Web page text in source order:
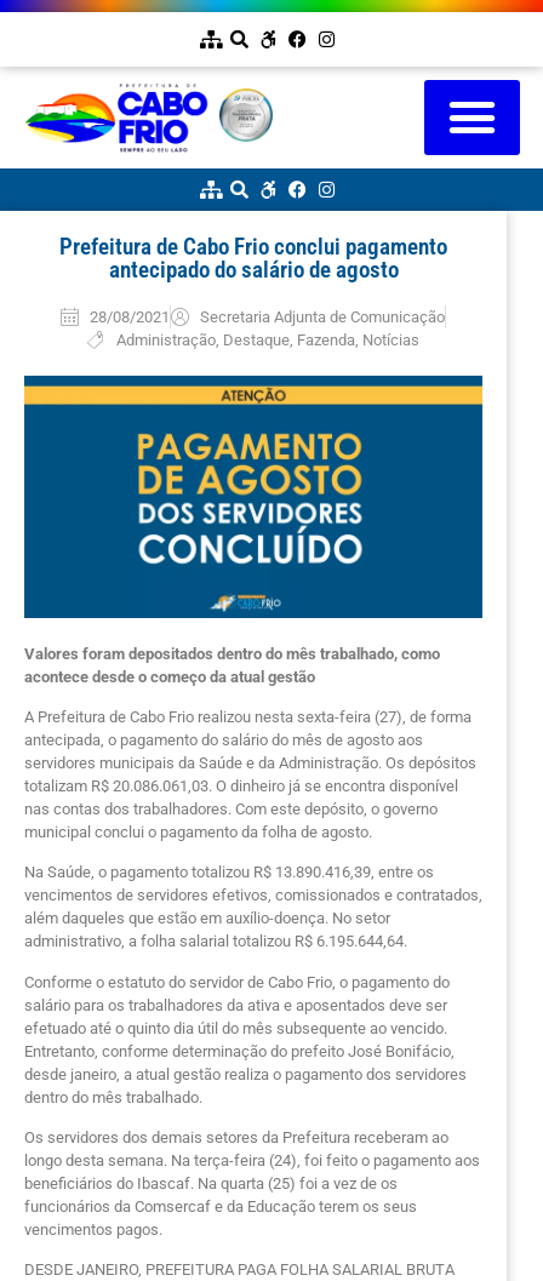
Prefeitura de Cabo Frio conclui pagamento
antecipado do salário de agosto
28/08/2021
Secretaria Adjunta de Comunicação
Administração, Destaque, Fazenda Notícias
Valores foram depositados dentro do mês trabalhado, como
acontece desde o começo da atual gestão
A Prefeitura de Cabo Frio realizou nesta sexta-feira (27), de forma
antecipada, o pagamento do salário do mês de agosto aos
servidores municipais da Saúde e da Administração. Os depósitos
totalizam R$ 20.086.061,03. O dinheiro já se encontra disponível
nas contas dos trabalhadores. Com este depósito, o governo
municipal conclui o pagamento da folha de agosto.
Na Saúde, o pagamento totalizou R$ 13.890.416,39, entre os
vencimentos de servidores efetivos, comissionados e contratados,
além daqueles que estão em auxílio-doença. No setor
administrativo, a folha salarial totalizou R$ 6.195.644,64.
Conforme o estatuto do servidor de Cabo Frio, o pagamento do
salário para os trabalhadores da ativa e aposentados deve ser
efetuado até o quinto dia útil do mês subsequente ao vencido.
Entretanto, conforme determinação do prefeito José Bonifácio,
desde janeiro, a atual gestão realiza o pagamento dos servidores
dentro do mês trabalhado.
Os servidores dos demais setores da Prefeitura receberam ao
longo desta semana. Na terça-feira (24), foi feito o pagamento aos
beneficiários do Ibascaf. Na quarta (25) foi a vez de os
funcionários da Comsercaf e da Educação terem os seus
vencimentos pagos.
DESDE JANEIRO, PREFEITURA PAGA FOLHA SALARIAL BRUTA